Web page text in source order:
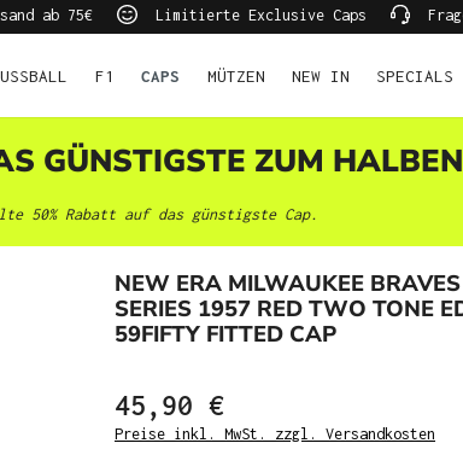
ab 75€ Limitierte Exclusive Caps
F1 CAPS MÜTZEN NEW IN SPECIALS
GÜNSTIGSTE ZUM
50% Rabatt auf das günstigste Cap.
NEW ERA MILWAUKEE
SERIES 1957 RED TWO TONE
59FIFTY FITTED CAP
45,90 €
Preise inkl. MwSt. zzgl. Versandkosten